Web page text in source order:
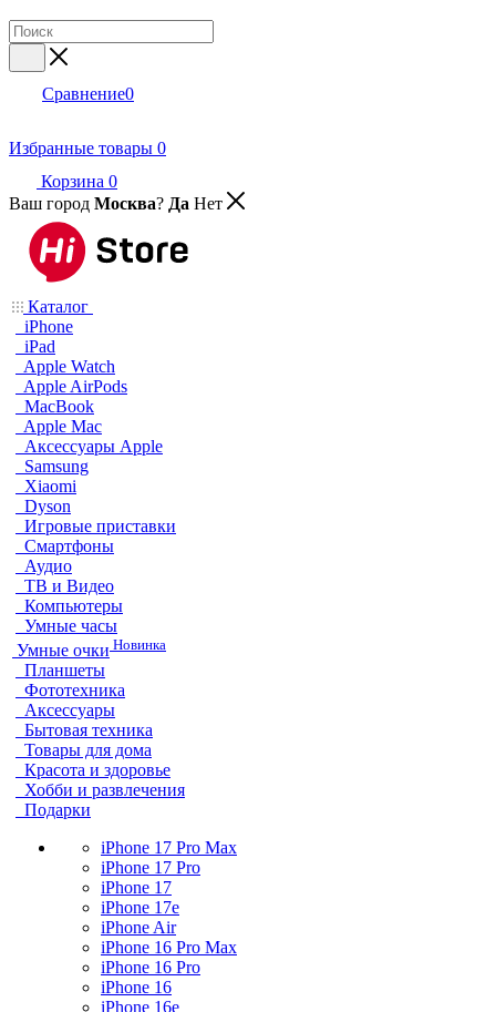
Сравнение0
Избранные товары 0
Корзина 0
Ваш город Москва? Да Нет
Каталог
iPhone
iPad
Apple Watch
Apple AirPods
MacBook
Apple Mac
Аксессуары Apple
Samsung
Xiaomi
Dyson
Игровые приставки
Смартфоны
Аудио
ТВ и Видео
Компьютеры
Умные часы
Умные очки Новинка
Планшеты
Фототехника
Аксессуары
Бытовая техника
Товары для дома
Красота и здоровье
Хобби и развлечения
Подарки
iPhone 17 Pro Max
iPhone 17 Pro
iPhone 17
iPhone 17e
iPhone Air
iPhone 16 Pro Max
iPhone 16 Pro
iPhone 16
iPhone 16e